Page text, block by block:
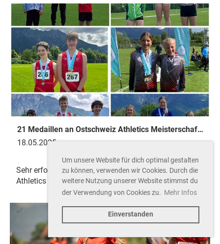
Um unsere Website für dich optimal gestalten
zu können, verwenden wir Cookies. Durch die
weitere Nutzung unserer Website stimmst du
der Verwendung von Cookies zu. Mehr Infos
Einverstanden
21 Medaillen an Ostschweiz Athletics Meisterschaften
18.05.2025
Sehr erfolgreiche AthletInnen an den Ostschweiz
Athletics Meisterschaften in Schaan.